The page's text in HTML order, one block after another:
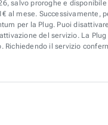
salvo proroghe e
al mese. Successivamente,
per la Plug. Puoi
del servizio. La
il servizio